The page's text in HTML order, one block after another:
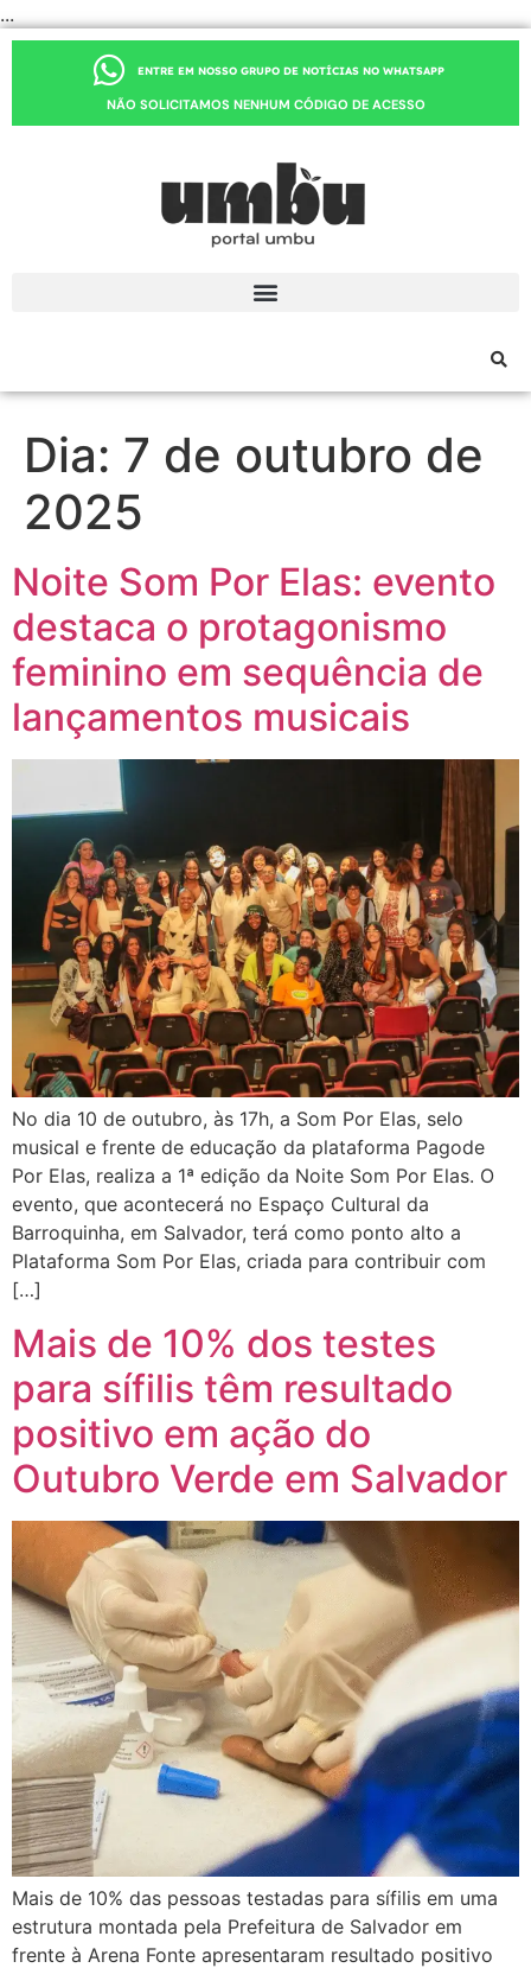
...
ENTRE EM NOSSO GRUPO DE NOTÍCIAS NO WHATSAPP
NÃO SOLICITAMOS NENHUM CÓDIGO DE ACESSO
Dia: 7 de outubro de
2025
Noite Som Por Elas: evento
destaca o protagonismo
feminino em sequência de
lançamentos musicais
No dia 10 de outubro, às 17h, a Som Por Elas, selo
musical e frente de educação da plataforma Pagode
Por Elas, realiza a 1ª edição da Noite Som Por Elas. O
evento, que acontecerá no Espaço Cultural da
Barroquinha, em Salvador, terá como ponto alto a
Plataforma Som Por Elas, criada para contribuir com
[…]
Mais de 10% dos testes
para sífilis têm resultado
positivo em ação do
Outubro Verde em Salvador
Mais de 10% das pessoas testadas para sífilis em uma
estrutura montada pela Prefeitura de Salvador em
frente à Arena Fonte apresentaram resultado positivo